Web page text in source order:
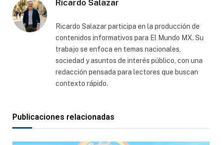
Ricardo Salazar
Ricardo Salazar participa en la producción de
contenidos informativos para El Mundo MX. Su
trabajo se enfoca en temas nacionales,
sociedad y asuntos de interés público, con una
redacción pensada para lectores que buscan
contexto rápido.
Publicaciones relacionadas